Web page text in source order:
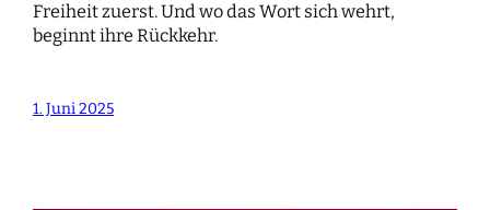
Freiheit zuerst. Und wo das Wort sich wehrt,
beginnt ihre Rückkehr.
1. Juni 2025